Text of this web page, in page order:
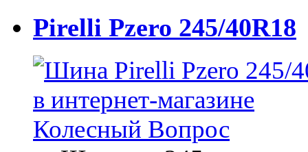
Pirelli Pzero 245/40R18